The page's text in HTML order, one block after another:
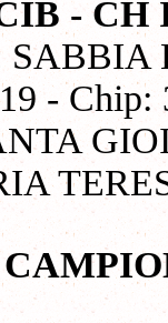
-
SABBIA
-